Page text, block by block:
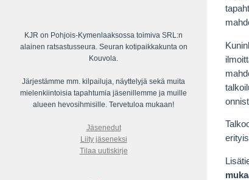
KJR on Pohjois-Kymenlaaksossa toimiva SRL:n
alainen ratsastusseura. Seuran kotipaikkakunta on
Kouvola.
Järjestämme mm. kilpailuja, näyttelyjä sekä muita
mielenkiintoisia tapahtumia jäsenillemme ja muille
alueen hevosihmisille. Tervetuloa mukaan!
Jäsenedut
Liity jäseneksi
Tilaa uutiskirje